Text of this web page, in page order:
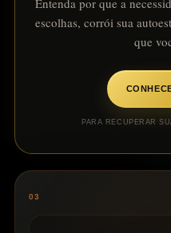
Entenda por que a
escolhas, corrói sua
que
PARA RECUPERAR
03